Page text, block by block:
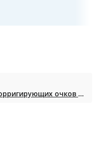
Доступная ОПТИКА. НОВИНКИ корригирующих очков по СУПЕР ценам. Таких нет на МП.